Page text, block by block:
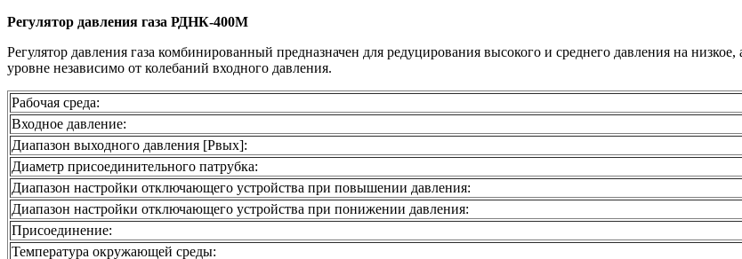
Регулятор давления газа РДНК-400М
Регулятор давления газа комбинированный предназначен для редуцирования высокого и среднего давления на
уровне независимо от колебаний входного давления.
Рабочая среда:
Входное давление:
Диапазон выходного давления [Рвых]:
Диаметр присоединительного патрубка:
Диапазон настройки отключающего устройства при повышении давления:
Диапазон настройки отключающего устройства при понижении давления:
Присоединение:
Температура окружающей среды: